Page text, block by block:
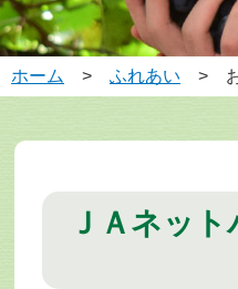
ホーム > ふれあい > お
ＪＡネッ